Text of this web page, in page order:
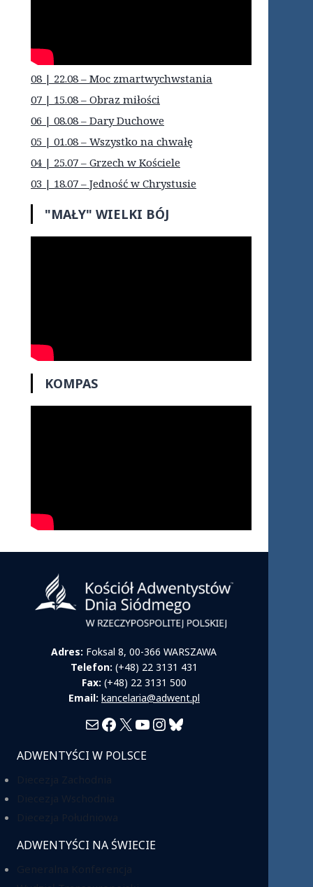
08 | 22.08 – Moc zmartwychwstania
07 | 15.08 – Obraz miłości
06 | 08.08 – Dary Duchowe
05 | 01.08 – Wszystko na chwałę
04 | 25.07 – Grzech w Kościele
03 | 18.07 – Jedność w Chrystusie
"MAŁY" WIELKI BÓJ
KOMPAS
Adres: Foksal 8, 00-366 WARSZAWA
Telefon: (+48) 22 3131 431
Fax: (+48) 22 3131 500
Email: kancelaria@adwent.pl
MailFacebook
X YouTube
Instagram
Bluesky
ADWENTYŚCI W POLSCE
ADWENTYŚCI NA ŚWIECIE